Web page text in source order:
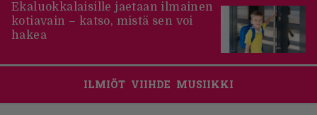
Ekaluokkalaisille jaetaan ilmainen
kotiavain – katso, mistä sen voi
hakea
ILMIÖT VIIHDE MUSIIKKI